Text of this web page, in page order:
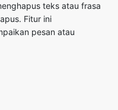
teks atau frasa
Fitur ini
pesan atau